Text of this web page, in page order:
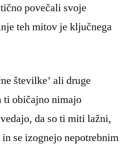
povečali svoje
teh mitov je ključnega
številke’ ali druge
ti običajno nimajo
da so ti miti lažni,
se izognejo nepotrebnim